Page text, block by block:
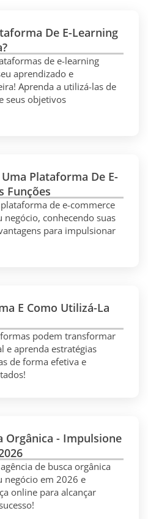
De E-Learning
de e-learning
aprendizado e
Aprenda a utilizá-las de
seus objetivos
Plataforma De E-
Funções
de e-commerce
conhecendo suas
para impulsionar
E Como Utilizá-La
podem transformar
e aprenda estratégias
de forma efetiva e
Orgânica - Impulsione
de busca orgânica
negócio em 2026 e
online para alcançar